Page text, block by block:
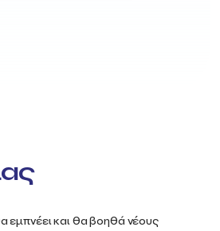
και θα βοηθά νέους